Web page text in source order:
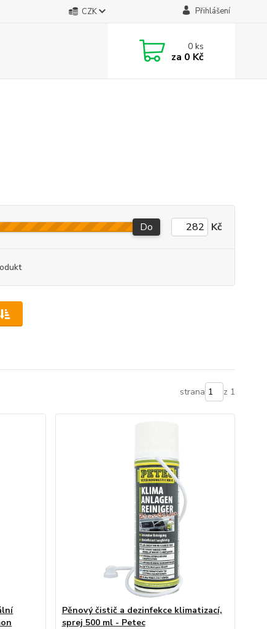
CZK Přihlášení
0ks
za 0 Kč
Do Kč
strana z 1
Pěnový čistič a dezinfekce klimatizací,
sprej 500 ml - Petec